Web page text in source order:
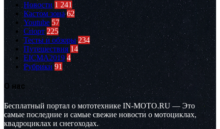
Новости 1 241
Кастом зона 62
Youtube 57
Спорт 225
Тесты и обзоры 234
Путешествия 14
EICMA2019 4
Рубрики 91
О нас
Бесплатный портал о мототехнике IN-MOTO.RU — Это
самые последние и самые свежие новости о мотоциклах,
квадроциклах и снегоходах.